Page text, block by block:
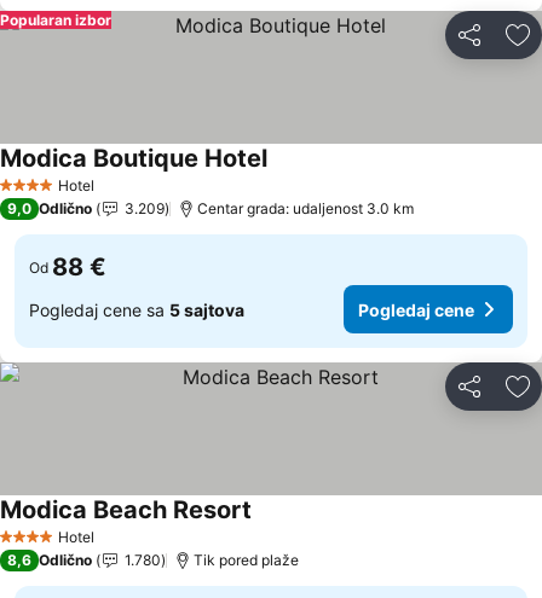
Deli
Popularan izbor
4 ZvezdiceHotel
Modica Boutique Hotel
9,0 Odlično 3.209 Centar grada: udaljenost 3.0 km
Od 88 €
Pogledaj cene sa 5 sajtova Pogledaj cene
Deli
4 ZvezdiceHotel
Modica Beach Resort
8,6 Odlično 1.780 Tik pored plaže